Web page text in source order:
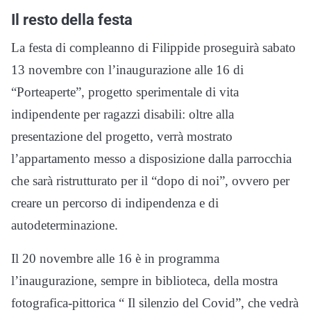
Il resto della festa
La festa di compleanno di Filippide proseguirà sabato
13 novembre con l’inaugurazione alle 16 di
“Porteaperte”, progetto sperimentale di vita
indipendente per ragazzi disabili: oltre alla
presentazione del progetto, verrà mostrato
l’appartamento messo a disposizione dalla parrocchia
che sarà ristrutturato per il “dopo di noi”, ovvero per
creare un percorso di indipendenza e di
autodeterminazione.
Il 20 novembre alle 16 è in programma
l’inaugurazione, sempre in biblioteca, della mostra
fotografica-pittorica “ Il silenzio del Covid”, che vedrà